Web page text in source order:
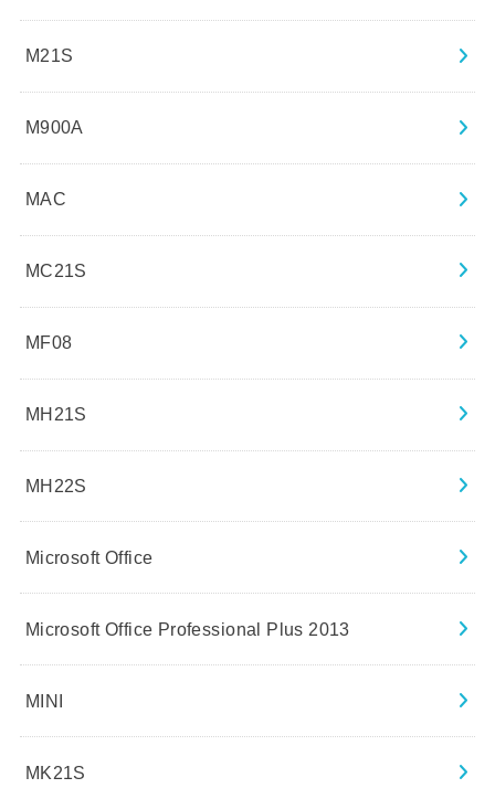
M21S
M900A
MAC
MC21S
MF08
MH21S
MH22S
Microsoft Office
Microsoft Office Professional Plus 2013
MINI
MK21S